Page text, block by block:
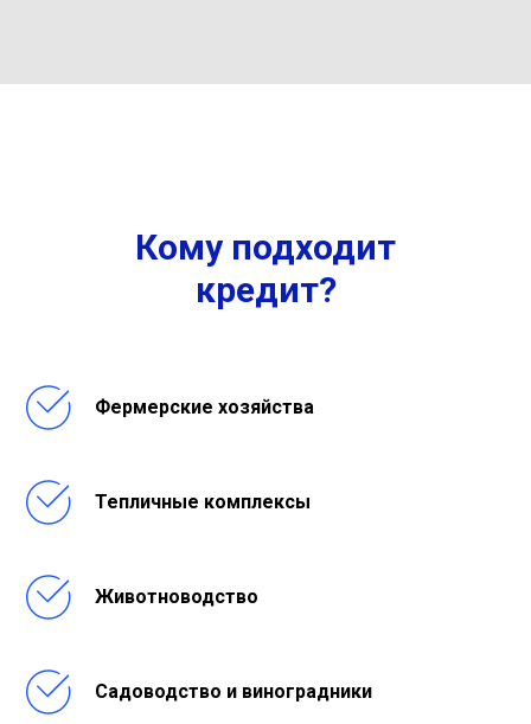
Кому подходит
кредит?
Фермерские хозяйства
Тепличные комплексы
Животноводство
Садоводство и виноградники